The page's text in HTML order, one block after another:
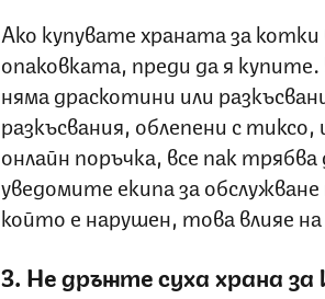
Ако купувате храната за
опаковката, преди да я
няма драскотини или
разкъсвания, облепени с
онлайн поръчка, все пак
уведомите екипа за
който е нарушен, това влияе
3. Не дръжте суха храна